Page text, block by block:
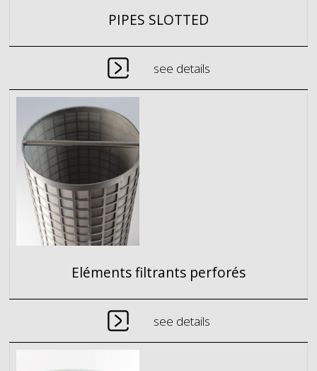
PIPES SLOTTED
see details
Eléments filtrants perforés
see details